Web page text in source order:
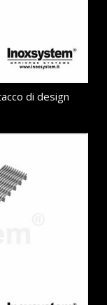
di design